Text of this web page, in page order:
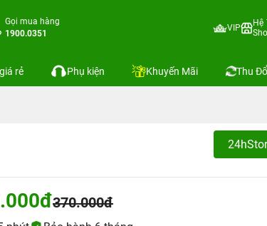
Gọi mua hàng
1900.0351
VIP
Hệ
rẻ Phụ kiện Khuyến Mãi Thu
370.000đ